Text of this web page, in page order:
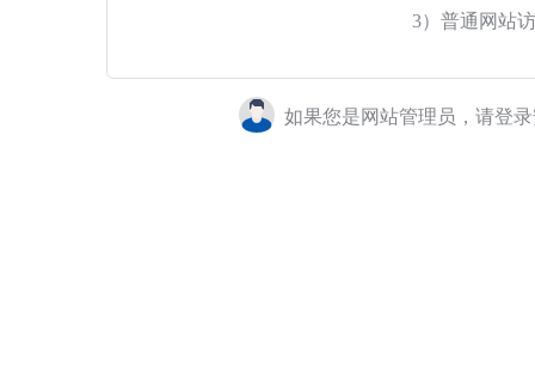
3）普通网站
如果您是网站管理员，请登